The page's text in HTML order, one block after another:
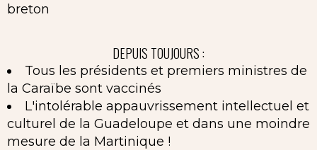
breton
DEPUIS TOUJOURS :
Tous les présidents et premiers ministres de
la Caraïbe sont vaccinés
L'intolérable appauvrissement intellectuel et
culturel de la Guadeloupe et dans une moindre
mesure de la Martinique !